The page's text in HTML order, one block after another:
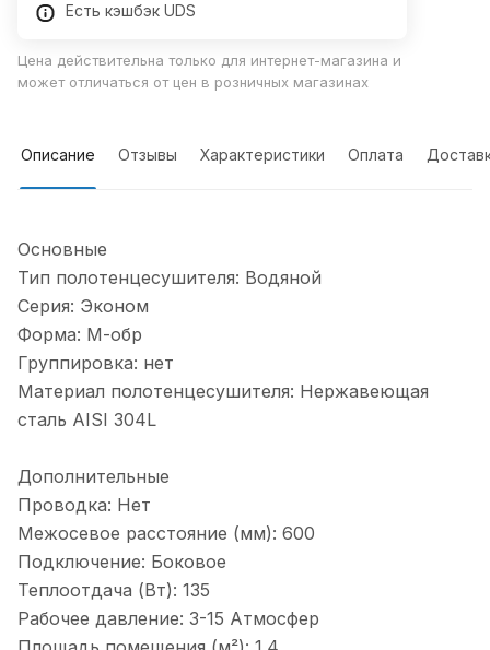
Есть кэшбэк UDS
Цена действительна только для интернет-магазина и
может отличаться от цен в розничных магазинах
Описание Отзывы Характеристики Оплата
Основные
Тип полотенцесушителя: Водяной
Серия: Эконом
Форма: М-обр
Группировка: нет
Материал полотенцесушителя: Нержавеющая
сталь AISI 304L
Дополнительные
Проводка: Нет
Межосевое расстояние (мм): 600
Подключение: Боковое
Теплоотдача (Вт): 135
Рабочее давление: 3-15 Атмосфер